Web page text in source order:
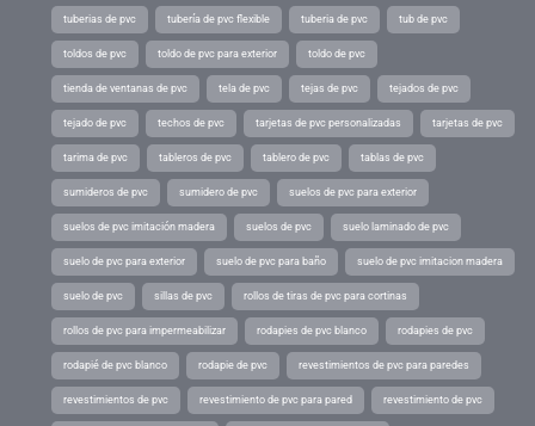
tuberias de pvc tubería de pvc flexible tuberia de pvc tub de pvc
toldos de pvc toldo de pvc para exterior toldo de pvc
tienda de ventanas de pvc tela de pvc tejas de pvc tejados de pvc
tejado de pvc techos de pvc tarjetas de pvc personalizadas tarjetas de pvc
tarima de pvc tableros de pvc tablero de pvc tablas de pvc
sumideros de pvc sumidero de pvc suelos de pvc para exterior
suelos de pvc imitación madera suelos de pvc suelo laminado de pvc
suelo de pvc para exterior suelo de pvc para baño suelo de pvc imitacion madera
suelo de pvc sillas de pvc rollos de tiras de pvc para cortinas
rollos de pvc para impermeabilizar rodapies de pvc blanco rodapies de pvc
rodapié de pvc blanco rodapie de pvc revestimientos de pvc para paredes
revestimientos de pvc revestimiento de pvc para pared revestimiento de pvc